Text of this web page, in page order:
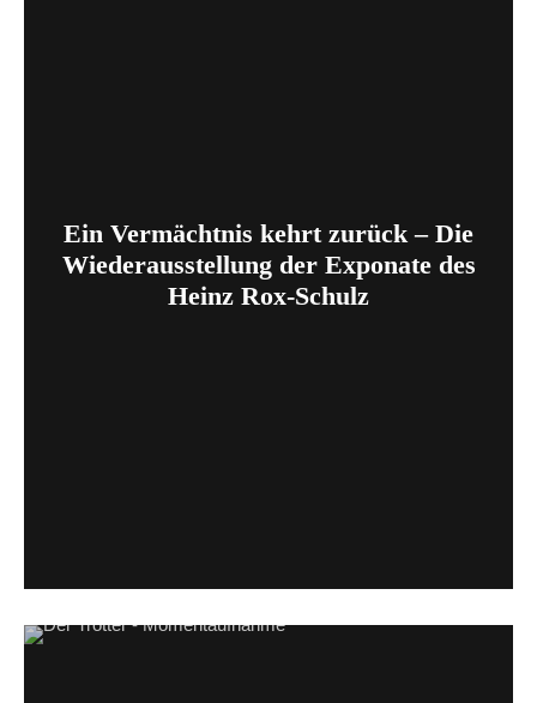
Ein Vermächtnis kehrt zurück – Die
Wiederausstellung der Exponate des
Heinz Rox-Schulz